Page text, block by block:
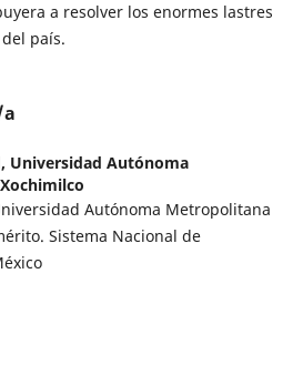
a resolver los enormes lastres
país.
Universidad Autónoma
Autónoma Metropolitana
Sistema Nacional de